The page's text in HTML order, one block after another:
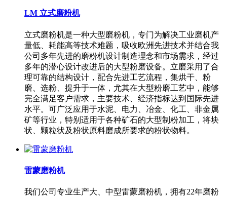
LM 立式磨粉机
立式磨粉机是一种大型磨粉机，专门为解决工业磨机产
量低、耗能高等技术难题，吸收欧洲先进技术并结合我
公司多年先进的磨粉机设计制造理念和市场需求，经过
多年的潜心设计改进后的大型粉磨设备。立磨采用了合
理可靠的结构设计，配合先进工艺流程，集烘干、粉
磨、选粉、提升于一体，尤其在大型粉磨工艺中，能够
完全满足客户需求，主要技术、经济指标达到国际先进
水平。可广泛应用于水泥、电力、冶金、化工、非金属
矿等行业，特别适用于各种矿石的大型制粉加工，将块
状、颗粒状及粉状原料磨成所要求的粉状物料。
雷蒙磨粉机
我们公司专业生产大、中型雷蒙磨粉机，拥有22年磨粉